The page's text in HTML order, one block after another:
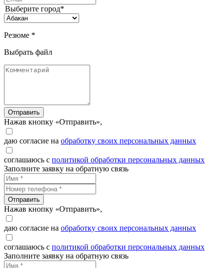
Выберите город*
Резюме *
Выбрать файл
Отправить
Нажав кнопку «Отправить»,
даю согласие на обработку своих персональных данных
соглашаюсь с политикой обработки персональных данных
Заполните заявку на обратную связь
Отправить
Нажав кнопку «Отправить»,
даю согласие на обработку своих персональных данных
соглашаюсь с политикой обработки персональных данных
Заполните заявку на обратную связь